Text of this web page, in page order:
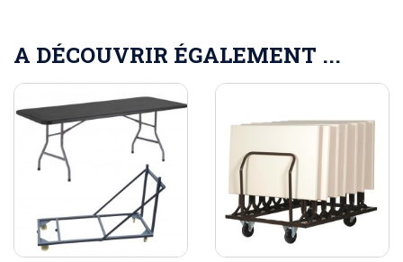
A DÉCOUVRIR ÉGALEMENT ...